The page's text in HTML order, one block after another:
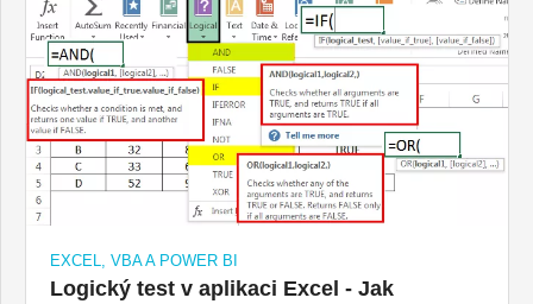
EXCEL, VBA A POWER BI
Logický test v aplikaci Excel - Jak